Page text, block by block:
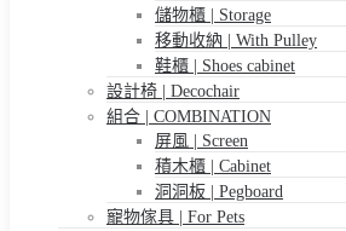
儲物櫃 | Storage
移動收納 | With Pulley
鞋櫃 | Shoes cabinet
設計椅 | Decochair
組合 | COMBINATION
屏風 | Screen
積木櫃 | Cabinet
洞洞板 | Pegboard
寵物傢具 | For Pets